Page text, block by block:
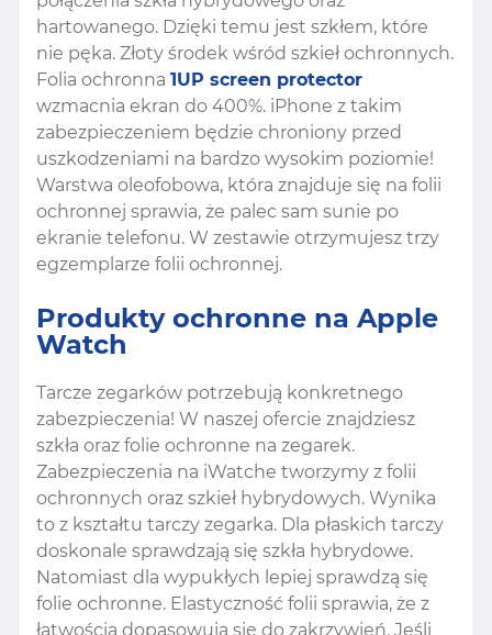
hartowanego. Dzięki temu jest szkłem, które
nie pęka. Złoty środek wśród szkieł ochronnych.
Folia ochronna 1UP screen protector
wzmacnia ekran do 400%. iPhone z takim
zabezpieczeniem będzie chroniony przed
uszkodzeniami na bardzo wysokim poziomie!
Warstwa oleofobowa, która znajduje się na folii
ochronnej sprawia, że palec sam sunie po
ekranie telefonu. W zestawie otrzymujesz trzy
egzemplarze folii ochronnej.
Produkty ochronne na Apple
Watch
Tarcze zegarków potrzebują konkretnego
zabezpieczenia! W naszej ofercie znajdziesz
szkła oraz folie ochronne na zegarek.
Zabezpieczenia na iWatche tworzymy z folii
ochronnych oraz szkieł hybrydowych. Wynika
to z kształtu tarczy zegarka. Dla płaskich tarczy
doskonale sprawdzają się szkła hybrydowe.
Natomiast dla wypukłych lepiej sprawdzą się
folie ochronne. Elastyczność folii sprawia, że z
łatwością dopasowują się do zakrzywień. Jeśli